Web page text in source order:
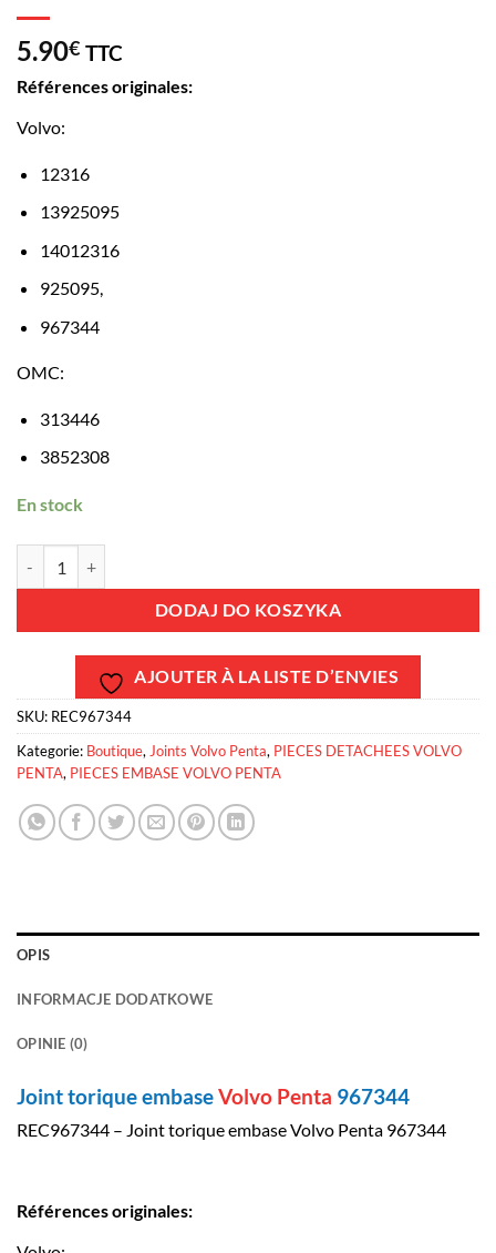
5.90€ TTC
Références originales:
Volvo:
12316
13925095
14012316
925095,
967344
OMC:
313446
3852308
En stock
DODAJ DO KOSZYKA
AJOUTER À LA LISTE D’ENVIES
SKU: REC967344
Kategorie: Boutique, Joints Volvo Penta, PIECES DETACHEES VOLVO
PENTA, PIECES EMBASE VOLVO PENTA
OPIS
INFORMACJE DODATKOWE
OPINIE (0)
Joint torique embaseVolvo Penta 967344
REC967344 – Joint torique embase Volvo Penta 967344
Références originales: